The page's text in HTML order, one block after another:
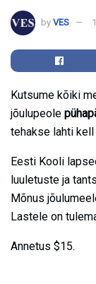
by VES
Kutsume kõiki
jõulupeole
tehakse lahti kell
Eesti Kooli
luuletuste ja
Mõnus
Lastele on
Annetus $15.